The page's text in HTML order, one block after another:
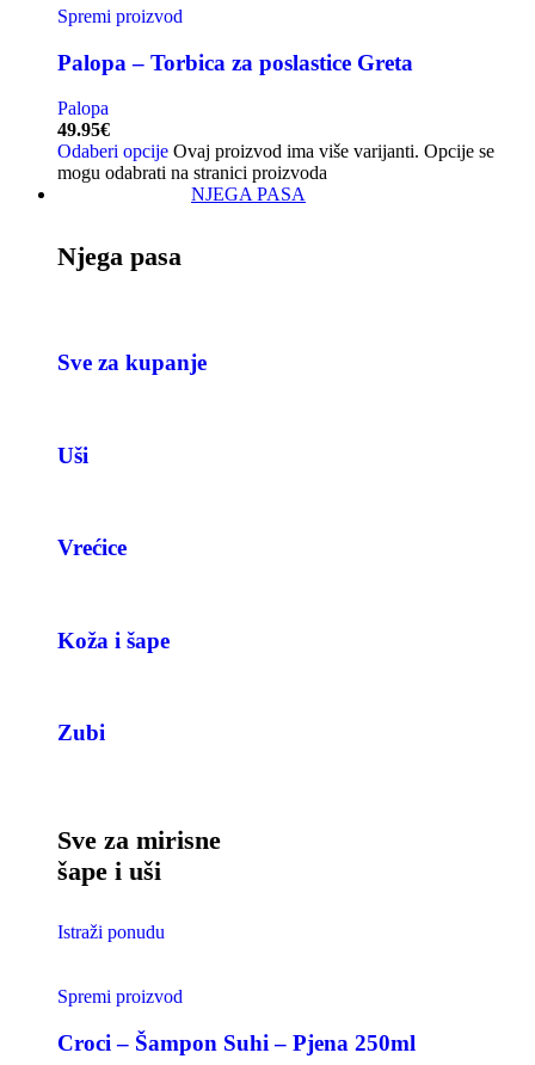
Spremi proizvod
Palopa – Torbica za poslastice Greta
Palopa
49.95€
Odaberi opcije Ovaj proizvod ima više varijanti. Opcije se
mogu odabrati na stranici proizvoda
NJEGA PASA
Njega pasa
Sve za kupanje
Uši
Vrećice
Koža i šape
Zubi
Sve za mirisne
šape i uši
Istraži ponudu
Spremi proizvod
Croci – Šampon Suhi – Pjena 250ml